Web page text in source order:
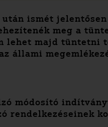
ismét
meg a
lehet majd tüntetni
állami
módosító
rendelkezéseinek